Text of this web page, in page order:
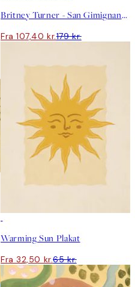
Britney Turner - San Gimignano Plakat
Fra 107,40 kr.179 kr.
Warming Sun Plakat
Fra 32,50 kr.65 kr.